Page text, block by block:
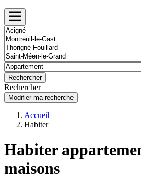
Rechercher
Modifier ma recherche
Accueil
Habiter
Habiter
maisons